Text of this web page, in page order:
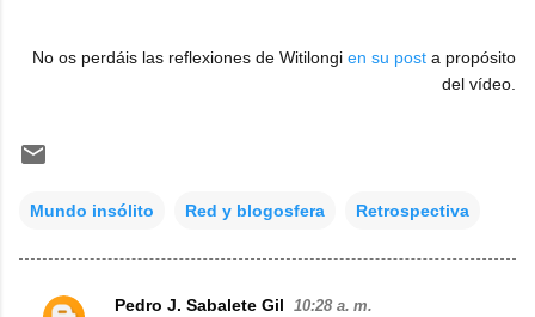
No os perdáis las reflexiones de Witilongi en su post a propósito
del vídeo.
Mundo insólito Red y blogosfera Retrospectiva
Pedro J. Sabalete Gil 10:28 a. m.